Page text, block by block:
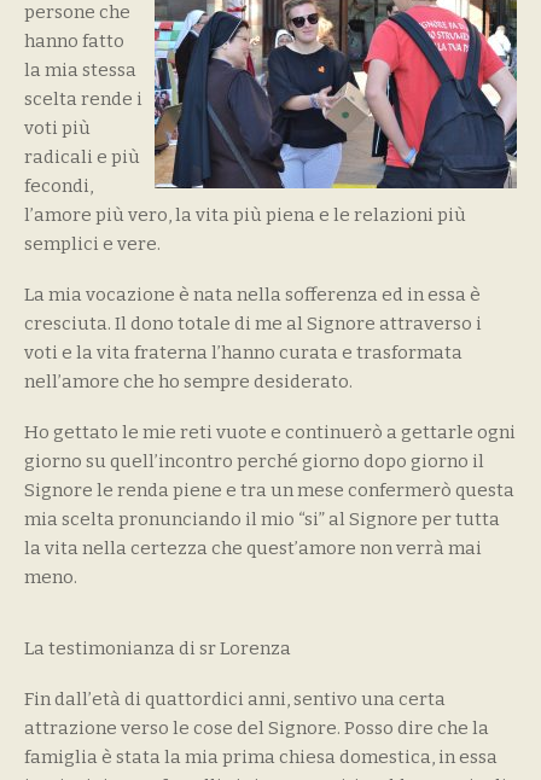
persone che
hanno fatto
la mia stessa
scelta rende i
voti più
radicali e più
fecondi,
l’amore più vero, la vita più piena e le relazioni più
semplici e vere.
La mia vocazione è nata nella sofferenza ed in essa è
cresciuta. Il dono totale di me al Signore attraverso i
voti e la vita fraterna l’hanno curata e trasformata
nell’amore che ho sempre desiderato.
Ho gettato le mie reti vuote e continuerò a gettarle ogni
giorno su quell’incontro perché giorno dopo giorno il
Signore le renda piene e tra un mese confermerò questa
mia scelta pronunciando il mio “si” al Signore per tutta
la vita nella certezza che quest’amore non verrà mai
meno.
La testimonianza di sr Lorenza
Fin dall’età di quattordici anni, sentivo una certa
attrazione verso le cose del Signore. Posso dire che la
famiglia è stata la mia prima chiesa domestica, in essa